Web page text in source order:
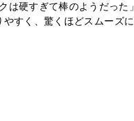
硬すぎて棒のようだった
すく、驚くほどスムーズ